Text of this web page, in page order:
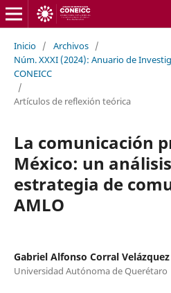
Inicio / Archivos /
Núm. XXXI (2024): Anuario de
CONEICC
/
Artículos de reflexión teórica
La comunicación
México: un
estrategia de
AMLO
Gabriel Alfonso Corral Velázquez
Universidad Autónoma de Querétaro